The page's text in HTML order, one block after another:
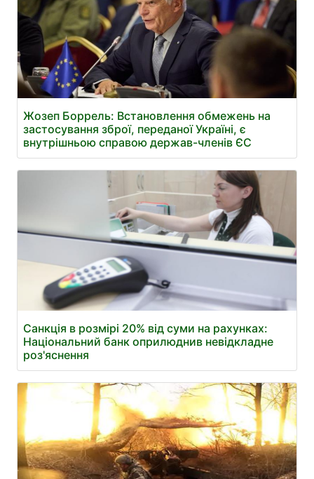
Жозеп Боррель: Встановлення обмежень на
застосування зброї, переданої Україні, є
внутрішньою справою держав-членів ЄС
Санкція в розмірі 20% від суми на рахунках:
Національний банк оприлюднив невідкладне
роз'яснення